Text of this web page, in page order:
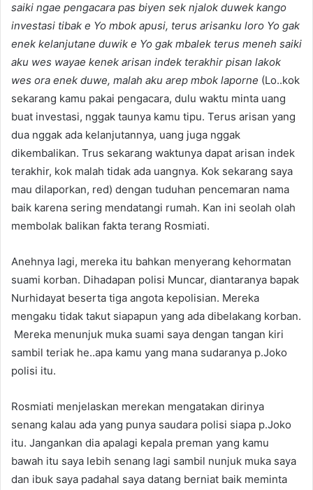
saiki ngae pengacara pas biyen sek njalok duwek kango
investasi tibak e Yo mbok apusi, terus arisanku loro Yo gak
enek kelanjutane duwik e Yo gak mbalek terus meneh saiki
aku wes wayae kenek arisan indek terakhir pisan lakok
wes ora enek duwe, malah aku arep mbok laporne (Lo..kok
sekarang kamu pakai pengacara, dulu waktu minta uang
buat investasi, nggak taunya kamu tipu. Terus arisan yang
dua nggak ada kelanjutannya, uang juga nggak
dikembalikan. Trus sekarang waktunya dapat arisan indek
terakhir, kok malah tidak ada uangnya. Kok sekarang saya
mau dilaporkan, red) dengan tuduhan pencemaran nama
baik karena sering mendatangi rumah. Kan ini seolah olah
membolak balikan fakta terang Rosmiati.
Anehnya lagi, mereka itu bahkan menyerang kehormatan
suami korban. Dihadapan polisi Muncar, diantaranya bapak
Nurhidayat beserta tiga angota kepolisian. Mereka
mengaku tidak takut siapapun yang ada dibelakang korban.
Mereka menunjuk muka suami saya dengan tangan kiri
sambil teriak he..apa kamu yang mana sudaranya p.Joko
polisi itu.
Rosmiati menjelaskan merekan mengatakan dirinya
senang kalau ada yang punya saudara polisi siapa p.Joko
itu. Jangankan dia apalagi kepala preman yang kamu
bawah itu saya lebih senang lagi sambil nunjuk muka saya
dan ibuk saya padahal saya datang berniat baik meminta